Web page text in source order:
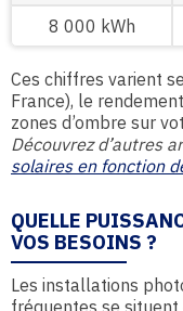
8 000 kWh
Ces chiffres varient
France), le
zones d’ombre sur
Découvrez d’autres
solaires en fonction
QUELLE
VOS BESOINS ?
Les installations
fréquentes se situent